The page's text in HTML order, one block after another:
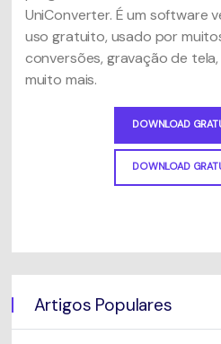
UniConverter. É um software
uso gratuito, usado por
conversões, gravação de
muito mais.
DOWNLOAD
DOWNLOAD
Artigos Populares